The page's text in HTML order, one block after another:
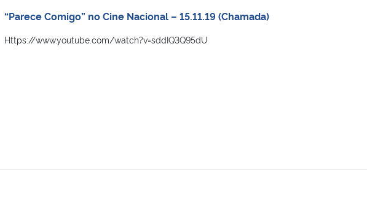
“Parece Comigo” no Cine Nacional – 15.11.19 (Chamada)
Https://www.youtube.com/watch?v=sddIQ3Q95dU